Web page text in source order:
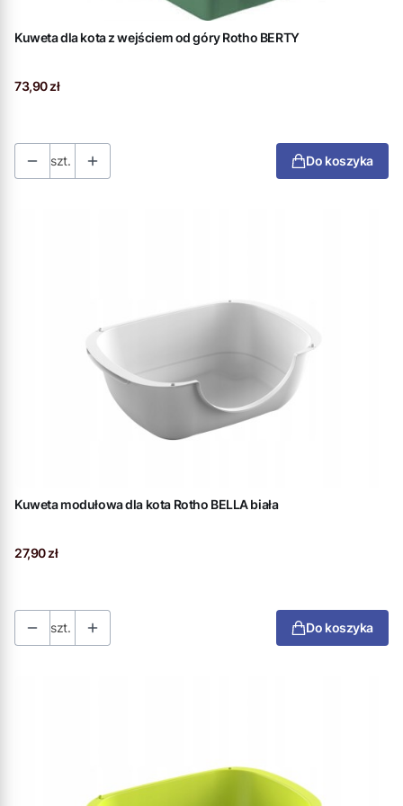
Kuweta dla kota z wejściem od góry Rotho BERTY
Cena
73,90 zł
szt. Do koszyka
Kuweta modułowa dla kota Rotho BELLA biała
Cena
27,90 zł
szt. Do koszyka